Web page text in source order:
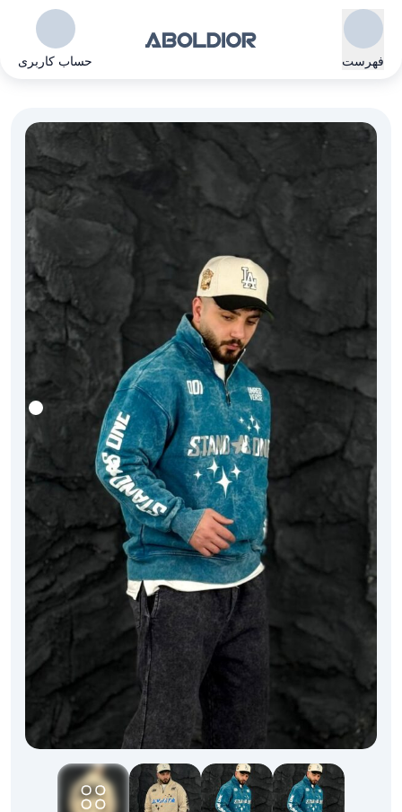
فهرست حساب کاربری